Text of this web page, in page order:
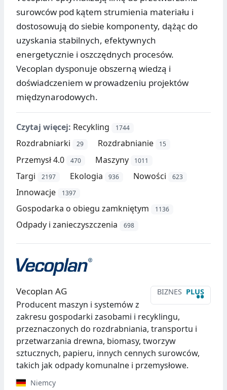
surowców pod kątem strumienia materiału i
dostosowują do siebie komponenty, dążąc do
uzyskania stabilnych, efektywnych
energetycznie i oszczędnych procesów.
Vecoplan dysponuje obszerną wiedzą i
doświadczeniem w prowadzeniu projektów
międzynarodowych.
Czytaj więcej: Recykling 1744
Rozdrabniarki 29 Rozdrabnianie 15
Przemysł 4.0 470 Maszyny 1011
Targi 2197 Ekologia 936 Nowości 623
Innowacje 1397
Gospodarka o obiegu zamkniętym 1136
Odpady i zanieczyszczenia 698
BIZNES PLUS
••
Vecoplan AG
Producent maszyn i systemów z
zakresu gospodarki zasobami i recyklingu,
przeznaczonych do rozdrabniania, transportu i
przetwarzania drewna, biomasy, tworzyw
sztucznych, papieru, innych cennych surowców,
takich jak odpady komunalne i przemysłowe.
Niemcy